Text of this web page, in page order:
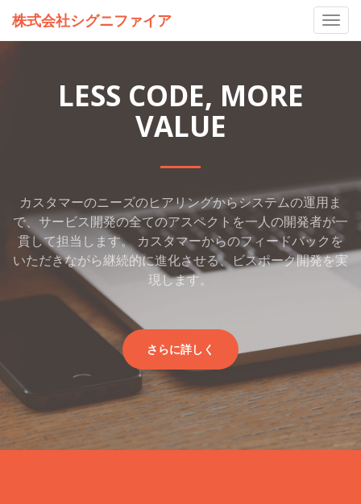
株式会社シグニファイア
LESS CODE, MORE
VALUE
カスタマーのニーズのヒアリングからシステムの運用ま
で、サービス開発の全てのアスペクトを一人の開発者が一
貫して担当します。 カスタマーからのフィードバックを
いただきながら継続的に進化させる、ビスポーク開発を実
現します。
さらに詳しく